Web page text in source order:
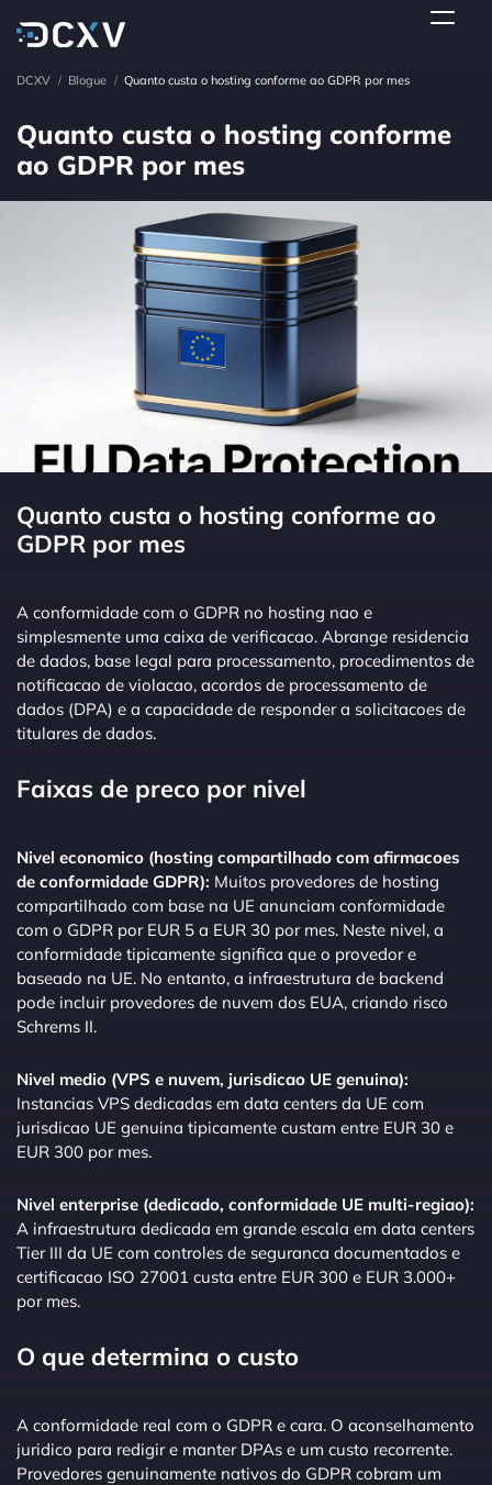
DCXV / Blogue / Quanto custa o hosting conforme ao GDPR por mes
Quanto custa o hosting conforme
ao GDPR por mes
Quanto custa o hosting conforme ao
GDPR por mes
A conformidade com o GDPR no hosting nao e
simplesmente uma caixa de verificacao. Abrange residencia
de dados, base legal para processamento, procedimentos de
notificacao de violacao, acordos de processamento de
dados (DPA) e a capacidade de responder a solicitacoes de
titulares de dados.
Faixas de preco por nivel
Nivel economico (hosting compartilhado com afirmacoes
de conformidade GDPR): Muitos provedores de hosting
compartilhado com base na UE anunciam conformidade
com o GDPR por EUR 5 a EUR 30 por mes. Neste nivel, a
conformidade tipicamente significa que o provedor e
baseado na UE. No entanto, a infraestrutura de backend
pode incluir provedores de nuvem dos EUA, criando risco
Schrems II.
Nivel medio (VPS e nuvem, jurisdicao UE genuina):
Instancias VPS dedicadas em data centers da UE com
jurisdicao UE genuina tipicamente custam entre EUR 30 e
EUR 300 por mes.
Nivel enterprise (dedicado, conformidade UE multi-regiao):
A infraestrutura dedicada em grande escala em data centers
Tier III da UE com controles de seguranca documentados e
certificacao ISO 27001 custa entre EUR 300 e EUR 3.000+
por mes.
O que determina o custo
A conformidade real com o GDPR e cara. O aconselhamento
juridico para redigir e manter DPAs e um custo recorrente.
Provedores genuinamente nativos do GDPR cobram um